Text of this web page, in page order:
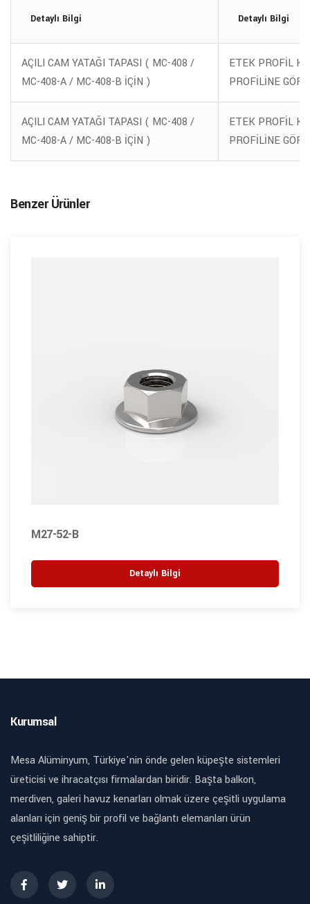
Detaylı Bilgi Detaylı Bilgi
AÇILI CAM YATAĞI TAPASI ( MC-408 /
MC-408-A / MC-408-B İÇİN )
ETEK PROFİL
PROFİLİNE
AÇILI CAM YATAĞI TAPASI ( MC-408 /
MC-408-A / MC-408-B İÇİN )
ETEK PROFİL
PROFİLİNE
Benzer Ürünler
M27-52-B
Detaylı Bilgi
Kurumsal
Mesa Alüminyum, Türkiye'nin önde gelen küpeşte sistemleri
üreticisi ve ihracatçısı firmalardan biridir. Başta balkon,
merdiven, galeri havuz kenarları olmak üzere çeşitli uygulama
alanları için geniş bir profil ve bağlantı elemanları ürün
çeşitliliğine sahiptir.